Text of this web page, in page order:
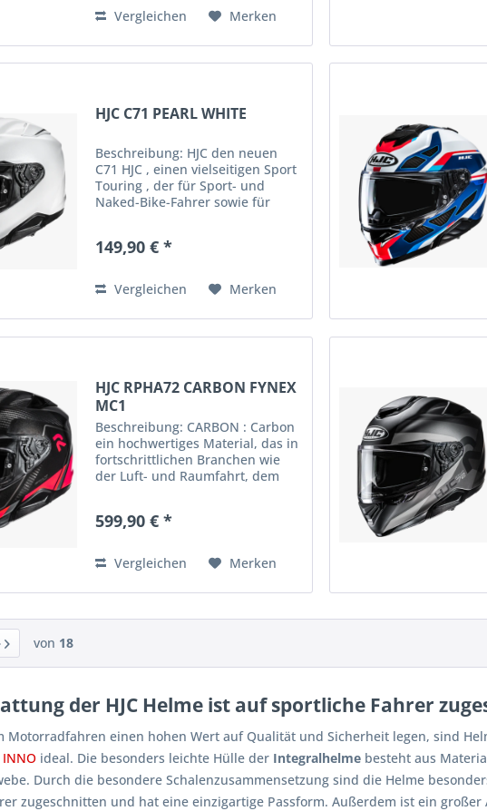
auf...Vergleichen Merken
HJC C71 PEARL WHITE
Beschreibung: HJC den neuen
C71 HJC , einen vielseitigen Sport
Touring , der für Sport- und
Naked-Bike-Fahrer sowie für
Schale (Advanced Polycarbonate
149,90 € *
Vergleichen Merken
HJC RPHA72 CARBON FYNEX
MC1
Beschreibung: CARBON : Carbon
ein hochwertiges Material, das in
fortschrittlichen Branchen wie
der Luft- und Raumfahrt, dem
Hochleistungsmaterial
proprietären Technologie,...
599,90 € *
Vergleichen Merken
von 18
der HJC Helme ist auf sportliche Fahrer
Motorradfahren einen hohen Wert auf Qualität und Sicherheit legen, sind
INNO ideal. Die besonders leichte Hülle der Integralhelme besteht aus
Durch die besondere Schalenzusammensetzung sind die Helme
zugeschnitten und hat eine einzigartige Passform. Außerdem ist ein